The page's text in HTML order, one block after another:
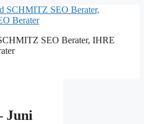
SEO Berater, IHRE
Juni